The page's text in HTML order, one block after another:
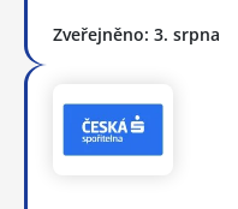
Zveřejněno: 3. srpna